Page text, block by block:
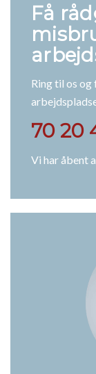
Få
Ring til os og
70 20
Vi har åbent